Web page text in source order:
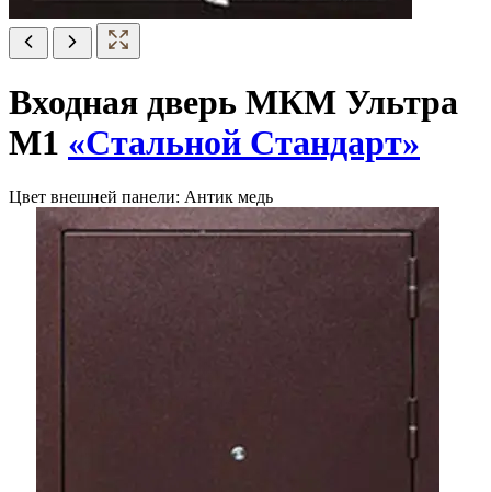
Входная дверь МКМ Ультра
М1 «Стальной Стандарт»
Цвет внешней панели: Антик медь